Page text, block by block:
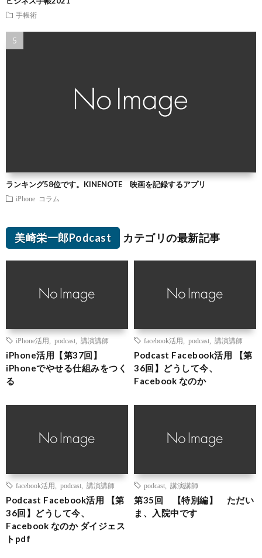
手帳術
ランキング58位です。KINENOTE 映画を記録するアプリ
iPhone コラム
美崎栄一郎Podcast カテゴリの最新記事
iPhone活用 podcast 講演講師
iPhone活用【第37回】
iPhoneでやせる仕組みをつく
る
facebook活用 podcast 講演講師
Podcast Facebook活用 【第
36回】どうして今、
Facebook なのか
facebook活用 podcast 講演講師
Podcast Facebook活用 【第
36回】どうして今、
Facebook なのか ダイジェス
トpdf
podcast 講演講師
第35回 【特別編】 ただい
ま、入院中です